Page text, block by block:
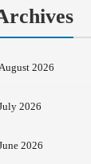
2026
2026
2026